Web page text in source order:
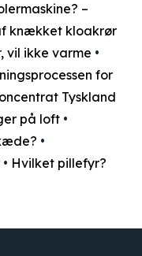
–
knækket kloakrør
vil ikke varme •
for
Tyskland
på loft •
•
• Hvilket pillefyr?